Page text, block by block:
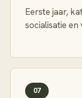
Eerste jaar,
socialisatie en
07